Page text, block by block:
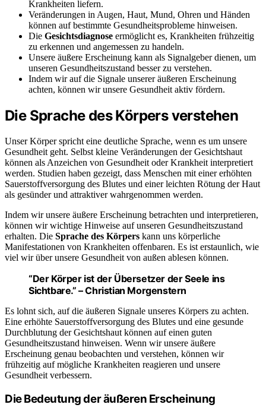
Krankheiten liefern.
Veränderungen in Augen, Haut, Mund, Ohren und Händen
können auf bestimmte Gesundheitsprobleme hinweisen.
Die Gesichtsdiagnose ermöglicht es, Krankheiten frühzeitig
zu erkennen und angemessen zu handeln.
Unsere äußere Erscheinung kann als Signalgeber dienen, um
unseren Gesundheitszustand besser zu verstehen.
Indem wir auf die Signale unserer äußeren Erscheinung
achten, können wir unsere Gesundheit aktiv fördern.
Die Sprache des Körpers verstehen
Unser Körper spricht eine deutliche Sprache, wenn es um unsere
Gesundheit geht. Selbst kleine Veränderungen der Gesichtshaut
können als Anzeichen von Gesundheit oder Krankheit interpretiert
werden. Studien haben gezeigt, dass Menschen mit einer erhöhten
Sauerstoffversorgung des Blutes und einer leichten Rötung der Haut
als gesünder und attraktiver wahrgenommen werden.
Indem wir unsere äußere Erscheinung betrachten und interpretieren,
können wir wichtige Hinweise auf unseren Gesundheitszustand
erhalten. Die Sprache des Körpers kann uns körperliche
Manifestationen von Krankheiten offenbaren. Es ist erstaunlich, wie
viel wir über unsere Gesundheit von außen ablesen können.
“Der Körper ist der Übersetzer der Seele ins
Sichtbare.” – Christian Morgenstern
Es lohnt sich, auf die äußeren Signale unseres Körpers zu achten.
Eine erhöhte Sauerstoffversorgung des Blutes und eine gesunde
Durchblutung der Gesichtshaut können auf einen guten
Gesundheitszustand hinweisen. Wenn wir unsere äußere
Erscheinung genau beobachten und verstehen, können wir
frühzeitig auf mögliche Krankheiten reagieren und unsere
Gesundheit verbessern.
Die Bedeutung der äußeren Erscheinung